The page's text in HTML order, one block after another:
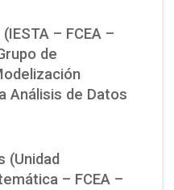
– FCEA –
de
Análisis de Datos
(Unidad
– FCEA –